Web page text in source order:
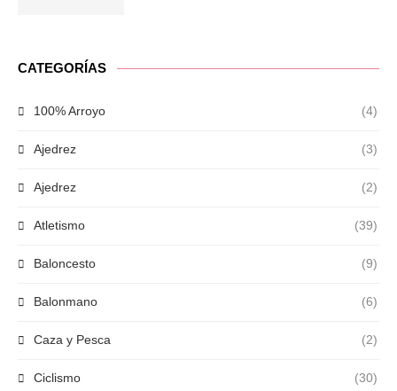
CATEGORÍAS
100% Arroyo (4)
Ajedrez (3)
Ajedrez (2)
Atletismo (39)
Baloncesto (9)
Balonmano (6)
Caza y Pesca (2)
Ciclismo (30)